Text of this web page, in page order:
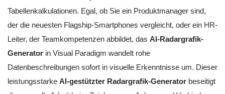
Tabellenkalkulationen. Egal, ob Sie ein Produktmanager sind,
der die neuesten Flagship-Smartphones vergleicht, oder ein HR-
Leiter, der Teamkompetenzen abbildet, das AI-Radargrafik-
Generator in Visual Paradigm wandelt rohe
Datenbeschreibungen sofort in visuelle Erkenntnisse um. Dieser
leistungsstarke AI-gestützter Radargrafik-Generator beseitigt